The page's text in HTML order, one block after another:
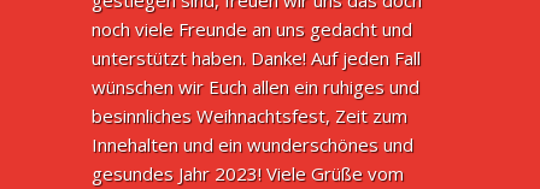
noch viele Freunde an uns gedacht und
unterstützt haben. Danke! Auf jeden Fall
wünschen wir Euch allen ein ruhiges und
besinnliches Weihnachtsfest, Zeit zum
Innehalten und ein wunderschönes und
gesundes Jahr 2023! Viele Grüße vom